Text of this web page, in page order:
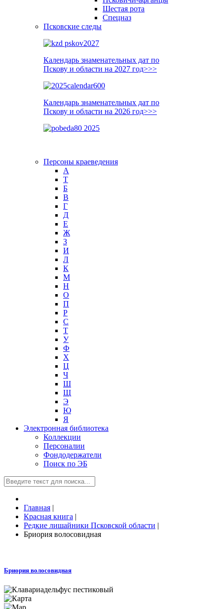
Шестая рота
Спецназ
Псковские следы
Календарь знаменательных дат по
Пскову и области на 2027 год>>>
Календарь знаменательных дат по
Пскову и области на 2026 год>>>
Персоны краеведения
А
T
Б
В
Г
Д
Е
Ж
З
И
Л
К
М
Н
О
П
Р
С
Т
У
Ф
Х
Ц
Ч
Ш
Щ
Э
Ю
Я
Электронная библиотека
Коллекции
Персоналии
Фондодержатели
Поиск по ЭБ
Главная |
Красная книга |
Редкие лишайники Псковской области |
Бриория волосовидная
Бриория волосовидная